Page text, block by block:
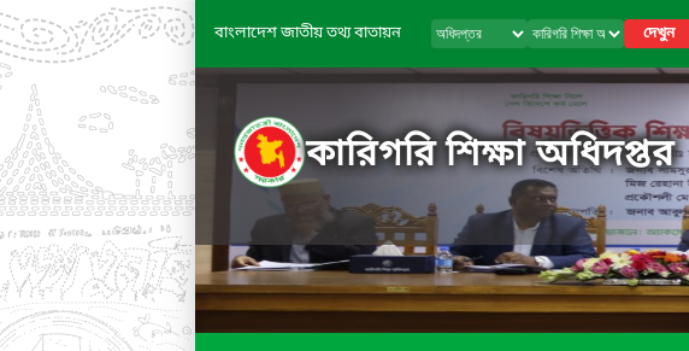
বাংলাদেশ জাতীয় তথ্য বাতায়ন দেখুন
কারিগরি শিক্ষা অধিদপ্তর